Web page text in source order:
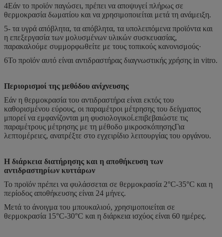
4Εάν το προϊόν παγώσει, πρέπει να αποψυγεί πλήρως σε
θερμοκρασία δωματίου και να χρησιμοποιείται μετά τη ανάμειξη.
5- τα υγρά απόβλητα, τα απόβλητα, τα υπολειπόμενα προϊόντα και
η επεξεργασία των μολυσμένων υλικών συσκευασίας,
παρακαλούμε συμμορφωθείτε με τους τοπικούς κανονισμούς·
6Το προϊόν αυτό είναι αντιδραστήρας διαγνωστικής χρήσης in vitro.
Περιορισμοί της μεθόδου ανίχνευσης
Εάν η θερμοκρασία του αντιδραστήρα είναι εκτός του
καθορισμένου εύρους, οι παραμέτροι μέτρησης του δείγματος
μπορεί να εμφανίζονται μη φυσιολογικοί.επιβεβαιώστε τις
παραμέτρους μέτρησης με τη μέθοδο μικροσκόπησηςΓια
λεπτομέρειες, ανατρέξτε στο εγχειρίδιο λειτουργίας του οργάνου.
Η διάρκεια διατήρησης και η αποθήκευση των
αντιδραστηρίων κυττάρων
Το προϊόν πρέπει να φυλάσσεται σε θερμοκρασία 2°C-35°C και η
περίοδος αποθήκευσης είναι 24 μήνες.
Μετά το άνοιγμα του μπουκαλιού, χρησιμοποιείται σε
θερμοκρασία 15°C-30°C και η διάρκεια ισχύος είναι 60 ημέρες.